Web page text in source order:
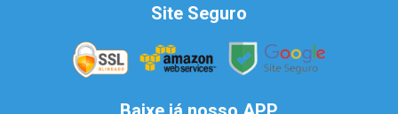
Site Seguro